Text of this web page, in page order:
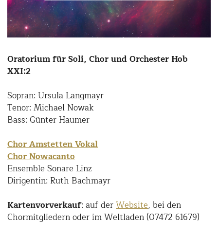
Oratorium für Soli, Chor und Orchester Hob
XXI:2
Sopran: Ursula Langmayr
Tenor: Michael Nowak
Bass: Günter Haumer
Chor Amstetten Vokal
Chor Nowacanto
Ensemble Sonare Linz
Dirigentin: Ruth Bachmayr
Kartenvorverkauf: auf derWebsite, bei den
Chormitgliedern oder im Weltladen (07472 61679)